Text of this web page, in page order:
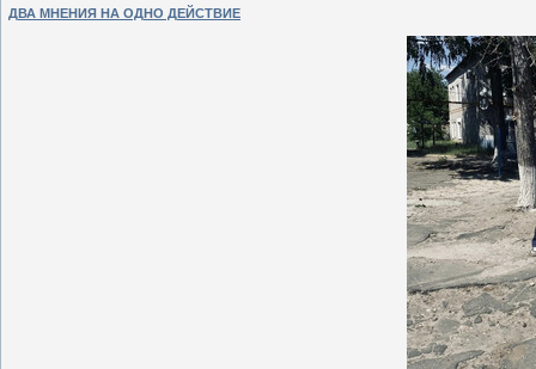
ДВА МНЕНИЯ НА ОДНО ДЕЙСТВИЕ